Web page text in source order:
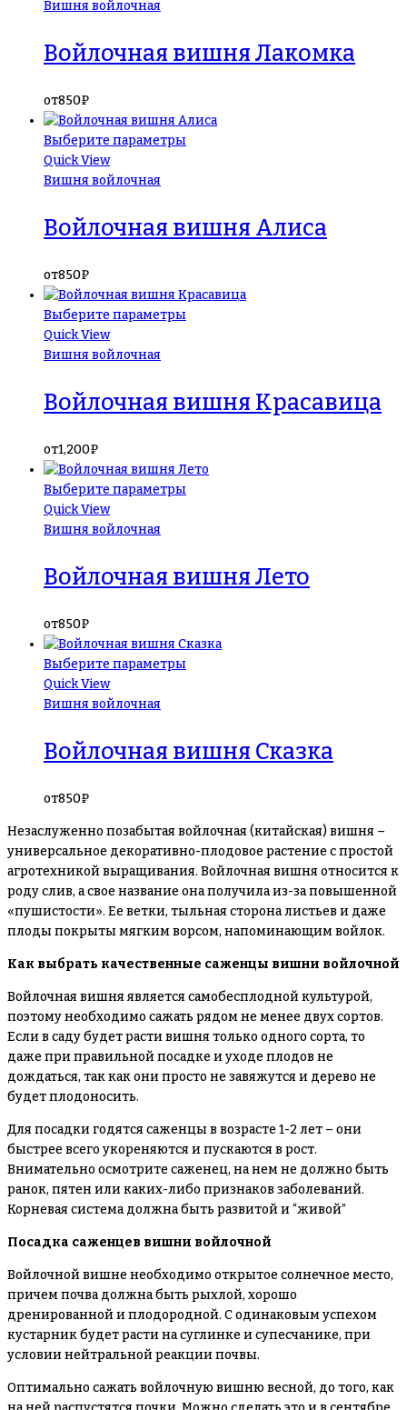
Вишня войлочная
Войлочная вишня Лакомка
от850₽
Выберите параметры
Quick View
Вишня войлочная
Войлочная вишня Алиса
от850₽
Выберите параметры
Quick View
Вишня войлочная
Войлочная вишня Красавица
от1,200₽
Выберите параметры
Quick View
Вишня войлочная
Войлочная вишня Лето
от850₽
Выберите параметры
Quick View
Вишня войлочная
Войлочная вишня Сказка
от850₽
Незаслуженно позабытая войлочная (китайская) вишня –
универсальное декоративно-плодовое растение с простой
агротехникой выращивания. Войлочная вишня относится к
роду слив, а свое название она получила из-за повышенной
«пушистости». Ее ветки, тыльная сторона листьев и даже
плоды покрыты мягким ворсом, напоминающим войлок.
Как выбрать качественные саженцы вишни войлочной
Войлочная вишня является самобесплодной культурой,
поэтому необходимо сажать рядом не менее двух сортов.
Если в саду будет расти вишня только одного сорта, то
даже при правильной посадке и уходе плодов не
дождаться, так как они просто не завяжутся и дерево не
будет плодоносить.
Для посадки годятся саженцы в возрасте 1-2 лет – они
быстрее всего укореняются и пускаются в рост.
Внимательно осмотрите саженец, на нем не должно быть
ранок, пятен или каких-либо признаков заболеваний.
Корневая система должна быть развитой и “живой”
Посадка саженцев вишни войлочной
Войлочной вишне необходимо открытое солнечное место,
причем почва должна быть рыхлой, хорошо
дренированной и плодородной. С одинаковым успехом
кустарник будет расти на суглинке и супесчанике, при
условии нейтральной реакции почвы.
Оптимально сажать войлочную вишню весной, до того, как